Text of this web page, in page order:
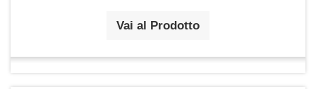
Vai al Prodotto